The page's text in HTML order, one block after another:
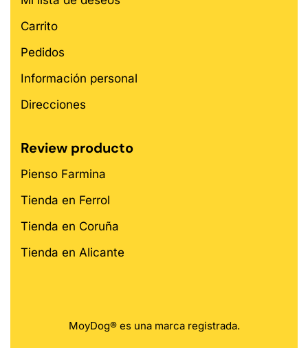
Carrito
Pedidos
Información personal
Direcciones
Review producto
Pienso Farmina
Tienda en Ferrol
Tienda en Coruña
Tienda en Alicante
MoyDog® es una marca registrada.